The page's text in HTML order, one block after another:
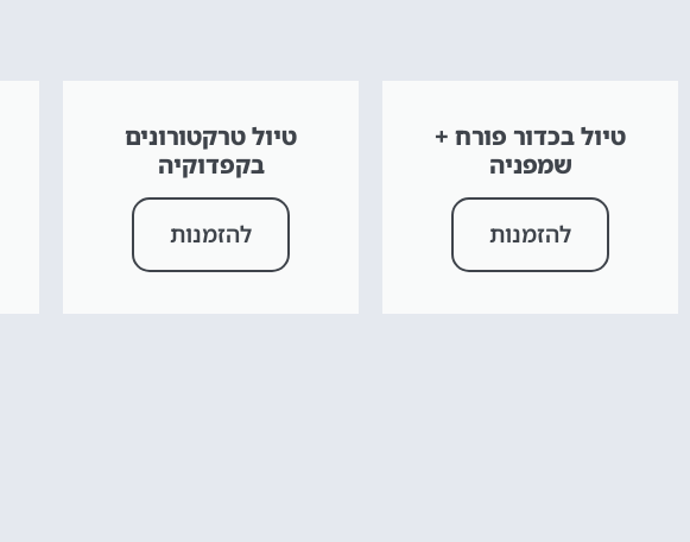
טיול בכדור פורח +
שמפניה
להזמנות
טיול טרקטורונים
בקפדוקיה
להזמנות